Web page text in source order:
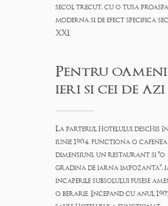
secol trecut, cu o tusa
moderna si de efect specifica
XXI.
Pentru
ieri si cei de azi
La parterul hotelului deschis
iunie 1904, functiona o
dimensiuni, un restaurant si "o
gradina de iarna impozanta",
incaperile subsolului fusese
o berarie. Incepand cu anul